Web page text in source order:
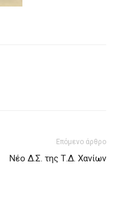
Επόμενο άρθρο
Νέο Δ.Σ. της Τ.Δ. Χανίων